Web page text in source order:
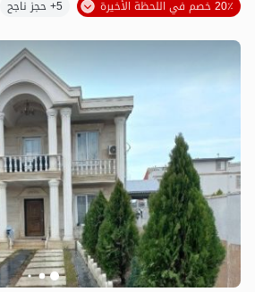
20٪ خصم في اللحظة الأخيرة
5+ حجز ناجح